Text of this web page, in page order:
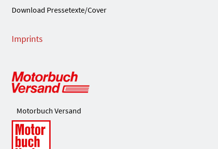
Download Pressetexte/Cover
Imprints
Motorbuch Versand